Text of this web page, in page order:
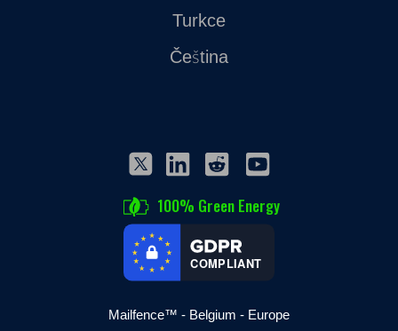
Turkce
Čeština
100% Green Energy
COMPLIANT
Mailfence™ - Belgium - Europe